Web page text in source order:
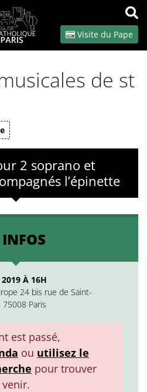
OK
Visite du Pape
de st
2 soprano et
l’épinette
2019 À 16H
24 bis rue de Saint-
Paris
est passé,
ou utilisez le
pour trouver